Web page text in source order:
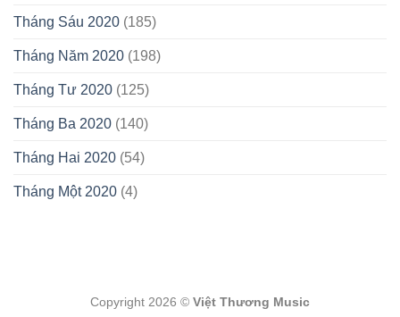
Tháng Sáu 2020 (185)
Tháng Năm 2020 (198)
Tháng Tư 2020 (125)
Tháng Ba 2020 (140)
Tháng Hai 2020 (54)
Tháng Một 2020 (4)
Copyright 2026 © Việt Thương Music